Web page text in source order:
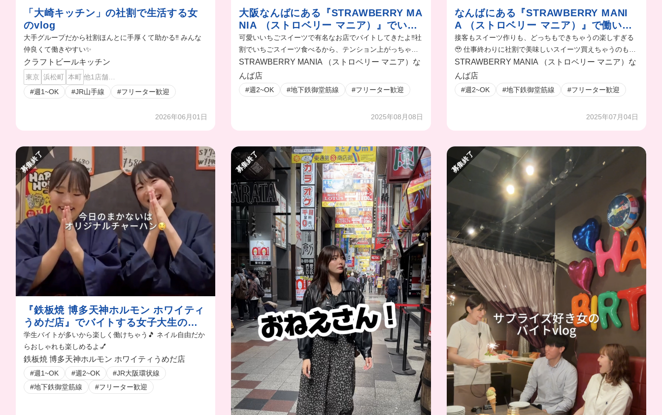
「大崎キッチン」の社割で生活する女
のvlog
大手グループだから社割ほんとに手厚くて助かる‼️ みんな
仲良くて働きやすい✨
クラフトビールキッチン
東京 浜松町 本町 他1店舗…
#週1~OK
#JR山手線 #フリーター歓迎
2026年06月01日
大阪なんばにある『STRAWBERRY MA
NIA （ストロベリー マニア）』でいち
ごスイーツ作る女の1日
可愛いいちごスイーツで有名なお店でバイトしてきたよ‼️社
割でいちごスイーツ食べるから、テンション上がっちゃう
よね🥰
STRAWBERRY MANIA （ストロベリー マニア）な
んば店
#週2~OK #地下鉄御堂筋線 #フリーター歓迎
2025年08月08日
なんばにある『STRAWBERRY MANI
A （ストロベリー マニア）』で働いて
るんだけど...
接客もスイーツ作りも、どっちもできちゃうの楽しすぎる
🥹 仕事終わりに社割で美味しいスイーツ買えちゃうのも嬉
しいよね！
STRAWBERRY MANIA （ストロベリー マニア）な
んば店
#週2~OK #地下鉄御堂筋線 #フリーター歓迎
2025年07月04日
募集終了
『鉄板焼 博多天神ホルモン ホワイティ
うめだ店』でバイトする女子大生の日
常
学生バイトが多いから楽しく働けちゃう🎵 ネイル自由だか
らおしゃれも楽しめるよ💅
鉄板焼 博多天神ホルモン ホワイティうめだ店
#週1~OK #週2~OK
#JR大阪環状線
#地下鉄御堂筋線
#フリーター歓迎
募集終了 募集終了